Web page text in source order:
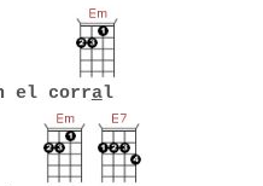
el corral